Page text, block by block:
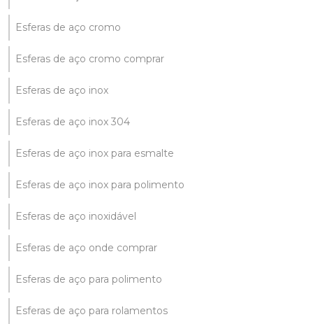
Esferas de aço cromo
Esferas de aço cromo comprar
Esferas de aço inox
Esferas de aço inox 304
Esferas de aço inox para esmalte
Esferas de aço inox para polimento
Esferas de aço inoxidável
Esferas de aço onde comprar
Esferas de aço para polimento
Esferas de aço para rolamentos